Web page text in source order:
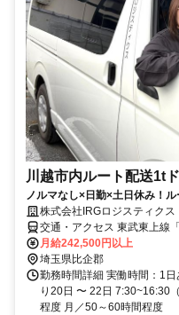
川越市内ルート配送1t
ノルマなし×日勤×土日休み！
株式会社IRGロジスティク
交通・アクセス 東武東上線
JR高崎線「鴻巣駅」から車
月給242,500円以上
埼玉県比企郡
勤務時間詳細 実働時間：1
り20日 〜 22日 7:30~16:30
程度 月／50～60時間程度